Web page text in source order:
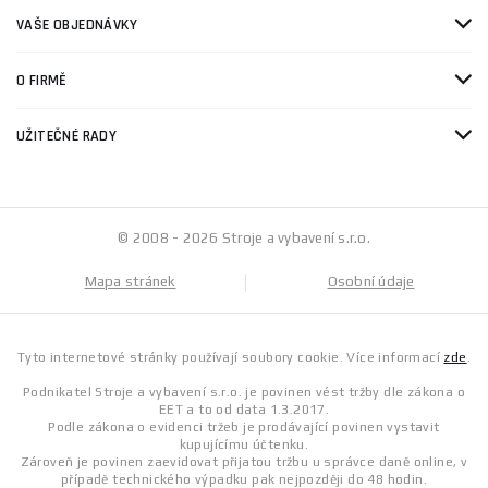
VAŠE OBJEDNÁVKY
O FIRMĚ
UŽITEČNÉ RADY
© 2008 - 2026 Stroje a vybavení s.r.o.
Mapa stránek Osobní údaje
Tyto internetové stránky používají soubory cookie. Více informací zde .
Podnikatel Stroje a vybavení s.r.o. je povinen vést tržby dle zákona o
EET a to od data 1.3.2017.
Podle zákona o evidenci tržeb je prodávající povinen vystavit
kupujícímu účtenku.
Zároveň je povinen zaevidovat přijatou tržbu u správce daně online, v
případě technického výpadku pak nejpozději do 48 hodin.